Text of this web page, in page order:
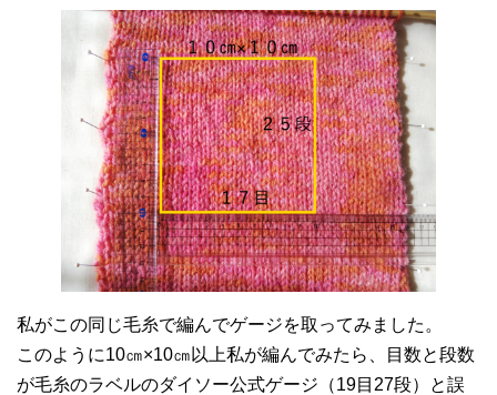
私がこの同じ毛糸で編んでゲージを取ってみました。
このように10㎝×10㎝以上私が編んでみたら、目数と段数
が毛糸のラベルのダイソー公式ゲージ（19目27段）と誤